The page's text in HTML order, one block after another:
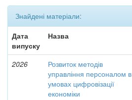
Знайдені матеріали:
Дата
випуску
Назва
2026
Розвиток методів
управління персоналом в
умовах цифровізації
економіки